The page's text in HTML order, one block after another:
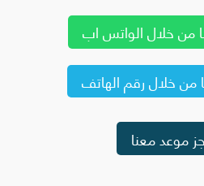
من خلال الواتس اب
من خلال رقم الهاتف
موعد معنا